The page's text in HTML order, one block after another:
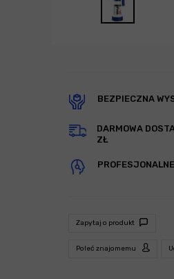
BEZPIECZNA
DARMOWA
ZŁ
Zapytaj o produkt
Poleć znajomemu